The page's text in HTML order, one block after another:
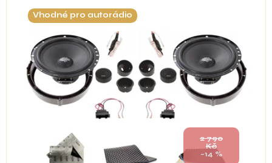
Vhodné pro autorádio
2 790
Kč
–14 %